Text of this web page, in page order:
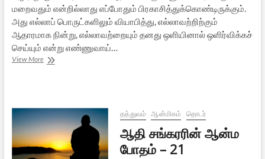
மறைவதும் என்றில்லாது எப்போதும் பிரகாசித்துக்கொண்டிருக்கும்.
அது எல்லாப் பொருட்களிலும் வியாபித்து, எல்லாவற்றிற்கும்
ஆதாரமாக நின்று, எல்லாவற்றையும் தனது ஒளியினால் ஒளிர்விக்கச்
செய்யும் என்று எண்ணுவாய்…
View Moreஆதி
22
தத்துவம் ஆன்மிகம் தொடர்
ஆதி சங்கரரின் ஆன்ம
போதம் – 21